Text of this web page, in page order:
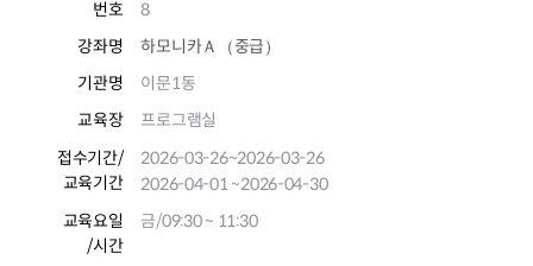
번호
8
강좌명
하모니카Ａ（중급）
기관명
이문1동
교육장
프로그램실
접수기간/
교육기간
2026-03-26~2026-03-26
2026-04-01 ~2026-04-30
교육요일
/시간
금/09:30 ~ 11:30